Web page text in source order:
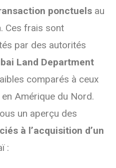
ponctuels au
Ces frais sont
par des autorités
Land Department
comparés à ceux
Amérique du Nord.
un aperçu des
à l’acquisition d’un
: